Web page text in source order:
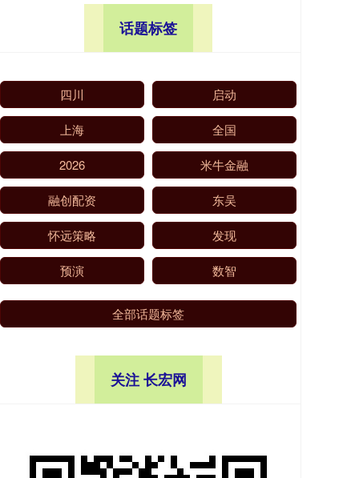
话题标签
四川 启动
上海 全国
2026 米牛金融
融创配资 东吴
怀远策略 发现
预演 数智
全部话题标签
关注 长宏网